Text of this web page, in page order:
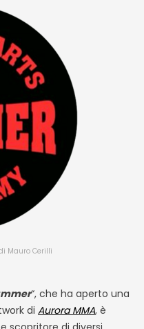
Mauro Cerilli
“, che ha aperto una
di Aurora MMA, è